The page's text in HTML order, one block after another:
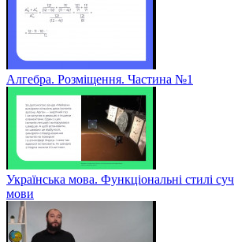
Алгебра. Розміщення. Частина №1
Українська мова. Функціональні стилі
мови